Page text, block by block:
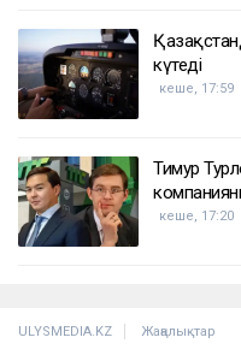
күтеді
кеше, 17:59
Тимур
кеше, 17:20
ULYSMEDIA.KZ Жаңалықтар